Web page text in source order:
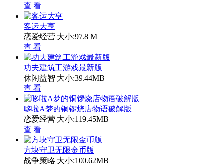
查 看
客运大亨
恋爱经营 大小:97.8 M
查 看
功夫建筑工游戏最新版
休闲益智 大小:39.44MB
查 看
哆啦A梦的铜锣烧店物语破解版
恋爱经营 大小:119.45MB
查 看
方块守卫无限金币版
战争策略 大小:100.62MB